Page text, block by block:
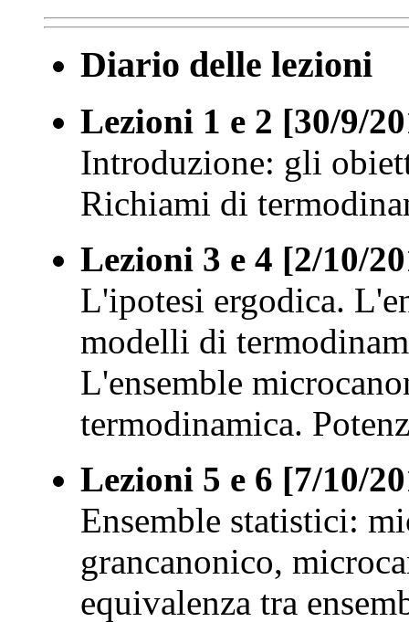
Diario delle lezioni
Lezioni 1 e 2 [30/9/
Introduzione: gli
Richiami di
Lezioni 3 e 4 [2/10/
L'ipotesi ergodica.
modelli di
L'ensemble
termodinamica.
Lezioni 5 e 6 [7/10/
Ensemble statistici:
grancanonico,
equivalenza tra